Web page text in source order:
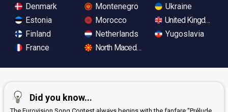
Denmark
Estonia
Finland
France
Montenegro
Morocco
Netherlands
North Macedonia
Ukraine
United Kingdom
Yugoslavia
Did you know...